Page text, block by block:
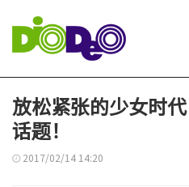
放松紧张的少女时
话题！
2017/02/14 14:20